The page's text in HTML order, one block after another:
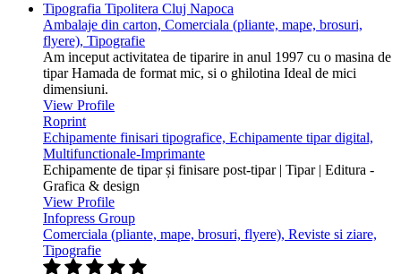
Tipografia Tipolitera Cluj Napoca
Ambalaje din carton, Comerciala (pliante, mape, brosuri,
flyere), Tipografie
Am inceput activitatea de tiparire in anul 1997 cu o masina de
tipar Hamada de format mic, si o ghilotina Ideal de mici
dimensiuni.
View Profile
Roprint
Echipamente finisari tipografice, Echipamente tipar digital,
Multifunctionale-Imprimante
Echipamente de tipar și finisare post-tipar | Tipar | Editura -
Grafica & design
View Profile
Infopress Group
Comerciala (pliante, mape, brosuri, flyere), Reviste si ziare,
Tipografie